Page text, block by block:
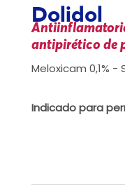
Dolidol
antipirético de
Meloxicam 0,1% -
Indicado para